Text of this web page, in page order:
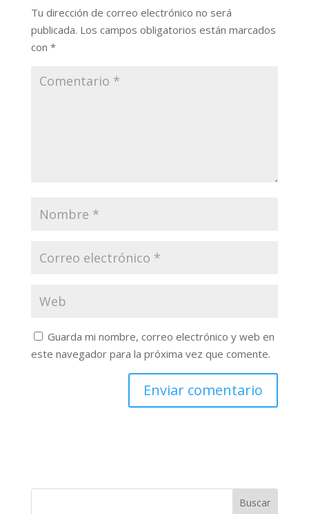
Tu dirección de correo electrónico no será
publicada. Los campos obligatorios están marcados
con *
Guarda mi nombre, correo electrónico y web en
este navegador para la próxima vez que comente.
Buscar